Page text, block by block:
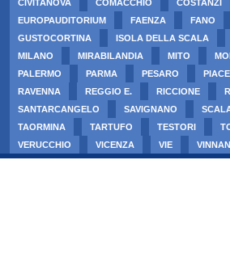
CIVITANOVA
COMACCHIO COSTANZI
EUROPAUDITORIUM
FAENZA FANO
GUSTOCORTINA
ISOLA DELLA SCALA
MILANO
MIRABILANDIA MITO
PALERMO
PARMA PESARO
RAVENNA
REGGIO E. RICCIONE
SANTARCANGELO
SAVIGNANO
TAORMINA
TARTUFO TESTORI
VERUCCHIO
VICENZA VIE